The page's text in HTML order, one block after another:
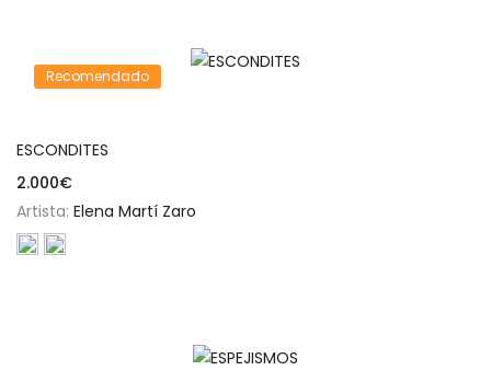
Recomendado
ESCONDITES
2.000€
Artista: Elena Martí Zaro